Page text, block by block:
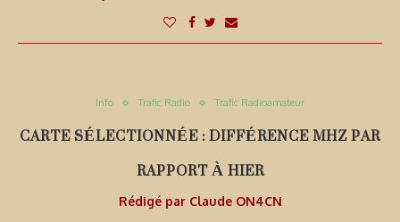
Info Trafic Radio Trafic Radioamateur
CARTE SÉLECTIONNÉE : DIFFÉRENCE MHZ PAR
RAPPORT À HIER
Rédigé par Claude ON4CN